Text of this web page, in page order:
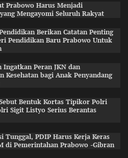
Prabowo Harus Menjadi
Mengayomi Seluruh Rakyat
Berikan Catatan Penting
Pendidikan Baru Prabowo Untuk
Ingatkan Peran JKN dan
Kesehatan bagi Anak Penyandang
Bentuk Kortas Tipikor Polri
Sigit Listyo Serius Berantas
Tunggal, PDIP Harus Kerja Keras
di Pemerintahan Prabowo -Gibran